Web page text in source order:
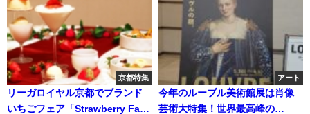
京都特集
リーガロイヤル京都でブランド
いちごフェア「Strawberry Fair
アート
今年のルーブル美術館展は肖像
芸術大特集！世界最高峰の